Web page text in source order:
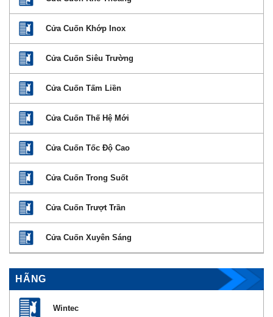
Cửa Cuốn Khớp Inox
Cửa Cuốn Siêu Trường
Cửa Cuốn Tấm Liền
Cửa Cuốn Thế Hệ Mới
Cửa Cuốn Tốc Độ Cao
Cửa Cuốn Trong Suốt
Cửa Cuốn Trượt Trần
Cửa Cuốn Xuyên Sáng
HÃNG
Wintec